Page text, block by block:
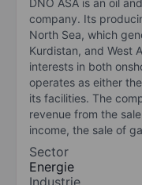
company. Its
North Sea, which
Kurdistan, and West
interests in both
operates as either
its facilities. The
revenue from the
income, the sale of
Sector
Energie
Industrie